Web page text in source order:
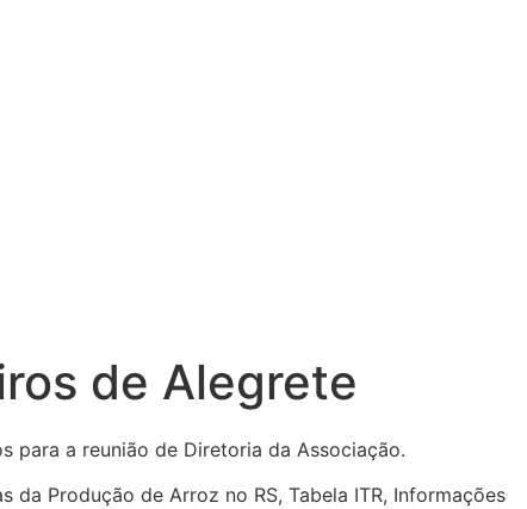
de Alegrete
para a reunião de Diretoria da Associação.
Produção de Arroz no RS, Tabela ITR, Informações